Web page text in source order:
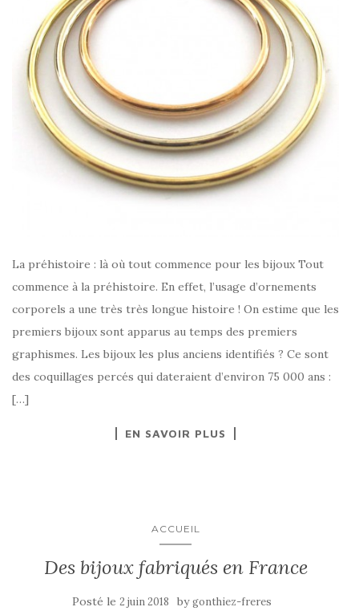
La préhistoire : là où tout commence pour les bijoux Tout
commence à la préhistoire. En effet, l’usage d’ornements
corporels a une très très longue histoire ! On estime que les
premiers bijoux sont apparus au temps des premiers
graphismes. Les bijoux les plus anciens identifiés ? Ce sont
des coquillages percés qui dateraient d’environ 75 000 ans :
[…]
EN SAVOIR PLUS
ACCUEIL
Des bijoux fabriqués en France
Posté le 2 juin 2018 bygonthiez-freres